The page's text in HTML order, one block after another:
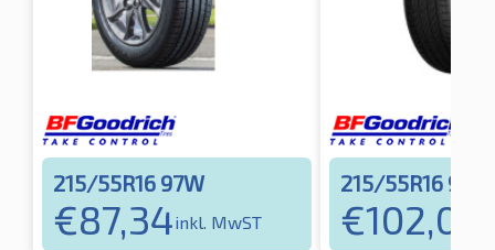
215/55R16 97W
€87,34inkl. MwST
215/55R16 93V
€102,04